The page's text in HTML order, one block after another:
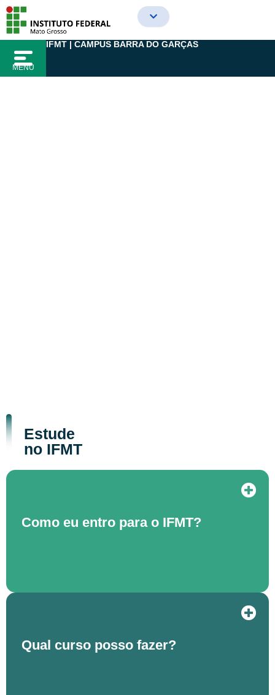
para
conteúdo
MENU
IFMT | CAMPUS BARRA DO GARÇAS
Estude
no IFMT
Como eu entro para o IFMT?
Qual curso posso fazer?